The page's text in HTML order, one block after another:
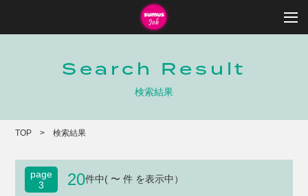
Search Result
検索結果
TOP 検索結果
page
3
20件中( 〜 件 を表示中）